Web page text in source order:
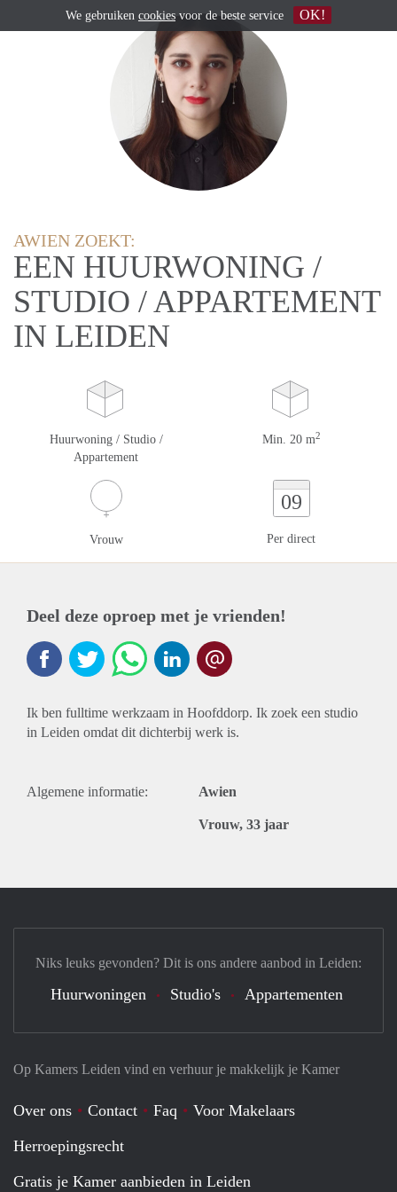
AWIEN ZOEKT:
EEN HUURWONING /
STUDIO / APPARTEMENT
IN LEIDEN
Huurwoning / Studio /
Appartement
Min. 20 m2
Vrouw
09
Per direct
Deel deze oproep met je vrienden!
Ik ben fulltime werkzaam in Hoofddorp. Ik zoek een studio
in Leiden omdat dit dichterbij werk is.
Algemene informatie: Awien
Vrouw, 33 jaar
Op Kamers Leiden vind en verhuur je makkelijk je Kamer
Over ons Contact Faq
Voor Makelaars
Herroepingsrecht
Gratis je Kamer aanbieden in Leiden
Niks leuks gevonden? Dit is ons andere aanbod in Leiden:
Huurwoningen Studio's Appartementen
We gebruiken cookies voor de beste service OK!